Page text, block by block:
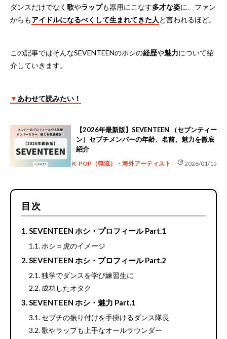
ダンスだけでなく 歌やラップも器用にこなす多才な姿に、ファン
からもアイドルになるべくして生まれてきた人 と言われるほど。
この記事ではそんなSEVENTEENのホシの経歴や魅力について紹
介していきます。
▼ あわせて読みたい！
【2026年最新版】SEVENTEEN （セブンティー
ン）セブチメンバーの年齢、名前、魅力を徹底
紹介
K-POP（韓流）・海外アーティスト update2026/01/15
目次
SEVENTEEN ホシ・プロフィール Part.1
ホシ＝虎のイメージ
SEVENTEEN ホシ・プロフィール Part.2
独学でダンスを学び練習生に
成功したオタク
SEVENTEEN ホシ・魅力 Part.1
セブチの振り付けを手掛けるダンス隊長
歌やラップも上手なオールラウンダー